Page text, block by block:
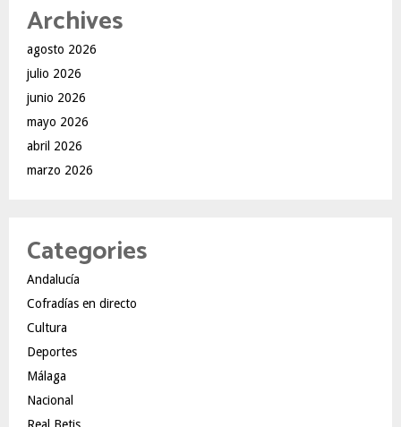
Archives
agosto 2026
julio 2026
junio 2026
mayo 2026
abril 2026
marzo 2026
Categories
Andalucía
Cofradías en directo
Cultura
Deportes
Málaga
Nacional